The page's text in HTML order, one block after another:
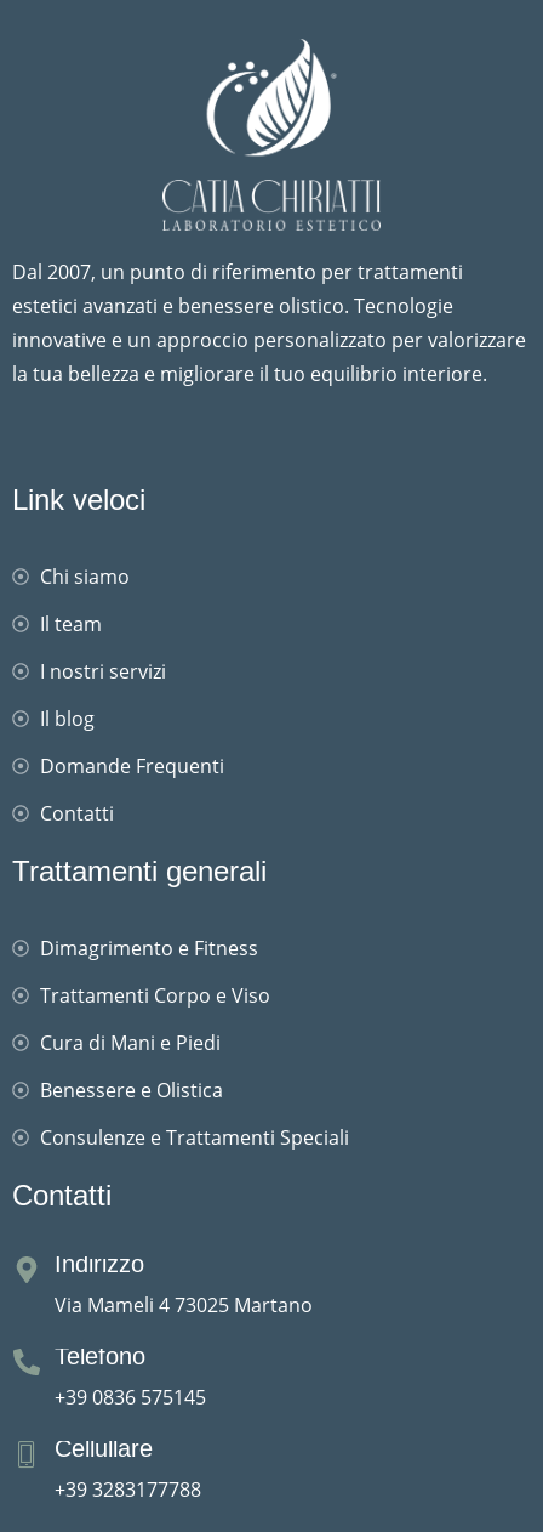
Dal 2007, un punto di riferimento per trattamenti
estetici avanzati e benessere olistico. Tecnologie
innovative e un approccio personalizzato per valorizzare
la tua bellezza e migliorare il tuo equilibrio interiore.
Link veloci
Chi siamo
Il team
I nostri servizi
Il blog
Domande Frequenti
Contatti
Trattamenti generali
Dimagrimento e Fitness
Trattamenti Corpo e Viso
Cura di Mani e Piedi
Benessere e Olistica
Consulenze e Trattamenti Speciali
Contatti
Indirizzo
Via Mameli 4 73025 Martano
Telefono
+39 0836 575145
Cellullare
+39 3283177788